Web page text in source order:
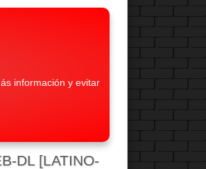
información y evitar
DL [LATINO-